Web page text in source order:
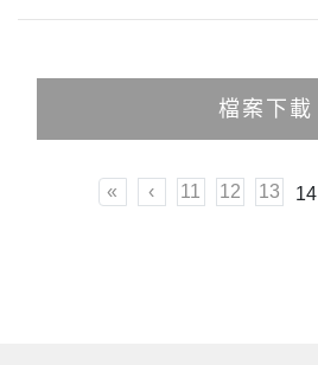
檔案下載
« ‹ 11 12 13 14